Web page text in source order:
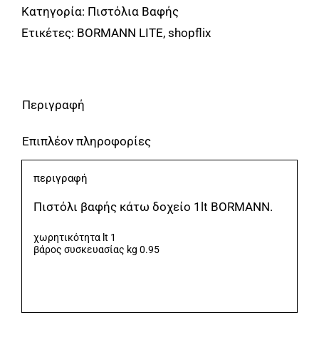
Κάτω
Δοχείο,
BORMANN
Κατηγορία: Πιστόλια Βαφής
Ετικέτες: BORMANN LITE, shopflix
Περιγραφή
Επιπλέον πληροφορίες
περιγραφή
Πιστόλι βαφής κάτω δοχείο 1lt BORMANN.
χωρητικότητα lt 1
βάρος συσκευασίας kg 0.95